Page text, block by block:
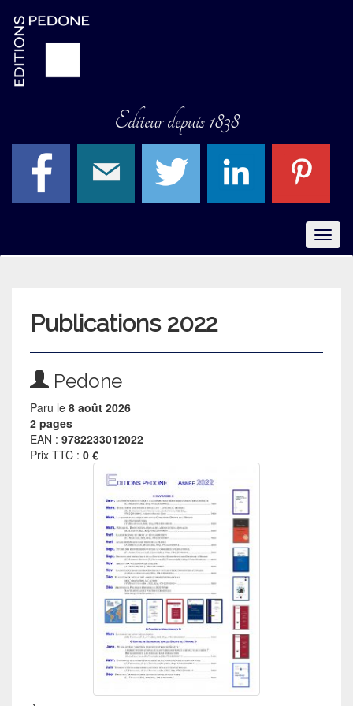
Editeur depuis 1838
Menu
Publications 2022
Pedone
Paru le8 août 2026
2 pages
EAN :9782233012022
Prix TTC :0 €